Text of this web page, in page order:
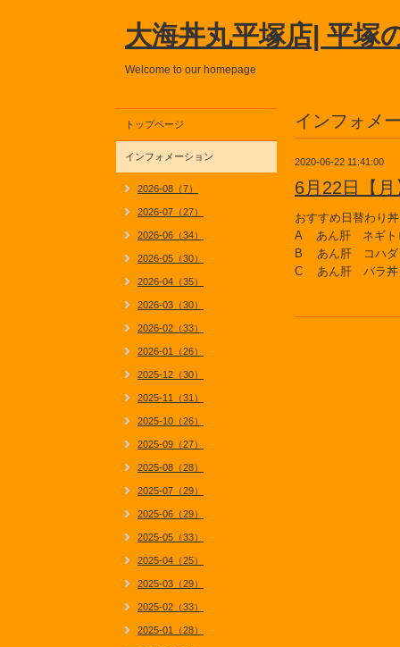
大海丼丸平塚店| 平塚
Welcome to our homepage
インフォメ
2020-06-22 11:41:00
6月22日【
おすすめ日替わり丼
A あん肝 ネギト
B あん肝 コハ
C あん肝 バラ丼
トップページ
インフォメーション
2026-08（7）
2026-07（27）
2026-06（34）
2026-05（30）
2026-04（35）
2026-03（30）
2026-02（33）
2026-01（26）
2025-12（30）
2025-11（31）
2025-10（26）
2025-09（27）
2025-08（28）
2025-07（29）
2025-06（29）
2025-05（33）
2025-04（25）
2025-03（29）
2025-02（33）
2025-01（28）